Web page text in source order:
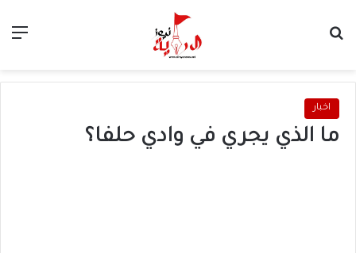
اخبار
ما الذي يجري في وادي حلفا؟